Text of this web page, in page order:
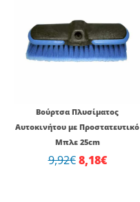
Βούρτσα Πλυσίματος
Αυτοκινήτου με Προστατευτικό
Μπλε 25cm
9,92€
was:
9,92€.
8,18€
τιμή
είναι: